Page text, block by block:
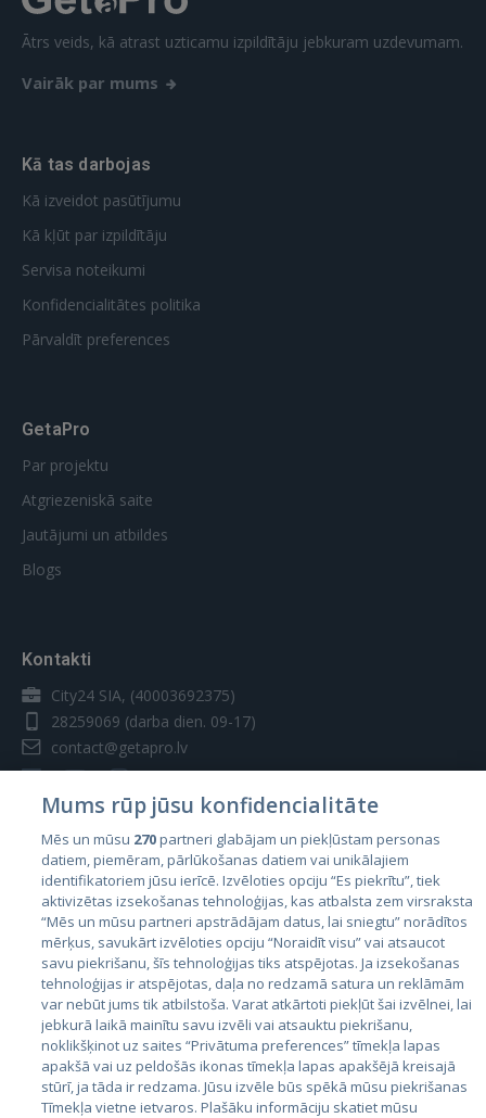
Ātrs veids, kā atrast uzticamu izpildītāju jebkuram uzdevumam.
Vairāk par mums
Kā tas darbojas
Kā izveidot pasūtījumu
Kā kļūt par izpildītāju
Servisa noteikumi
Konfidencialitātes politika
Pārvaldīt preferences
GetaPro
Par projektu
Atgriezeniskā saite
Jautājumi un atbildes
Blogs
Kontakti
City24 SIA, (40003692375)
28259069 (darba dien. 09-17)
contact@getapro.lv
Valstis
Igaunija
Latvija
Lietuva
Mums rūp jūsu konfidencialitāte
Mēs un mūsu 270partneri glabājam un piekļūstam personas
datiem, piemēram, pārlūkošanas datiem vai unikālajiem
identifikatoriem jūsu ierīcē. Izvēloties opciju “Es piekrītu”, tiek
aktivizētas izsekošanas tehnoloģijas, kas atbalsta zem virsraksta
“Mēs un mūsu partneri apstrādājam datus, lai sniegtu” norādītos
mērķus, savukārt izvēloties opciju “Noraidīt visu” vai atsaucot
savu piekrišanu, šīs tehnoloģijas tiks atspējotas. Ja izsekošanas
tehnoloģijas ir atspējotas, daļa no redzamā satura un reklāmām
var nebūt jums tik atbilstoša. Varat atkārtoti piekļūt šai izvēlnei, lai
jebkurā laikā mainītu savu izvēli vai atsauktu piekrišanu,
noklikšķinot uz saites “Privātuma preferences” tīmekļa lapas
apakšā vai uz peldošās ikonas tīmekļa lapas apakšējā kreisajā
stūrī, ja tāda ir redzama. Jūsu izvēle būs spēkā mūsu piekrišanas
Tīmekļa vietne ietvaros. Plašāku informāciju skatiet mūsu